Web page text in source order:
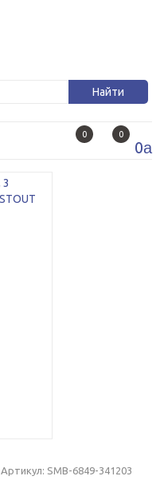
0 0
0a
Артикул: SMB-6849-341203